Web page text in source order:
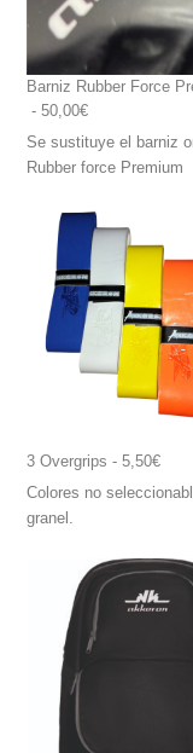
Barniz Rubber Force
- 50,00€
Se sustituye el barniz
Rubber force Premium
3 Overgrips - 5,50€
Colores no
granel.